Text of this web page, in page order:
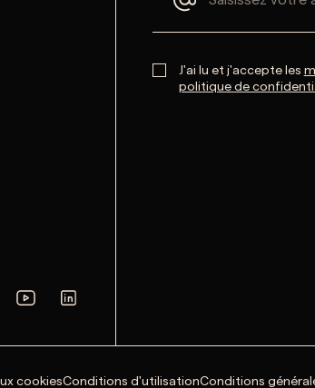
J'ai lu et j'accepte les
politique de
cookiesConditions d'utilisationConditions